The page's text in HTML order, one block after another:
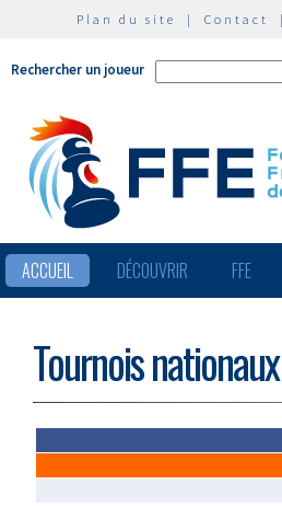
Plan du site | Contact
Rechercher un joueur
ACCUEIL DÉCOUVRIR FFE
Tournois